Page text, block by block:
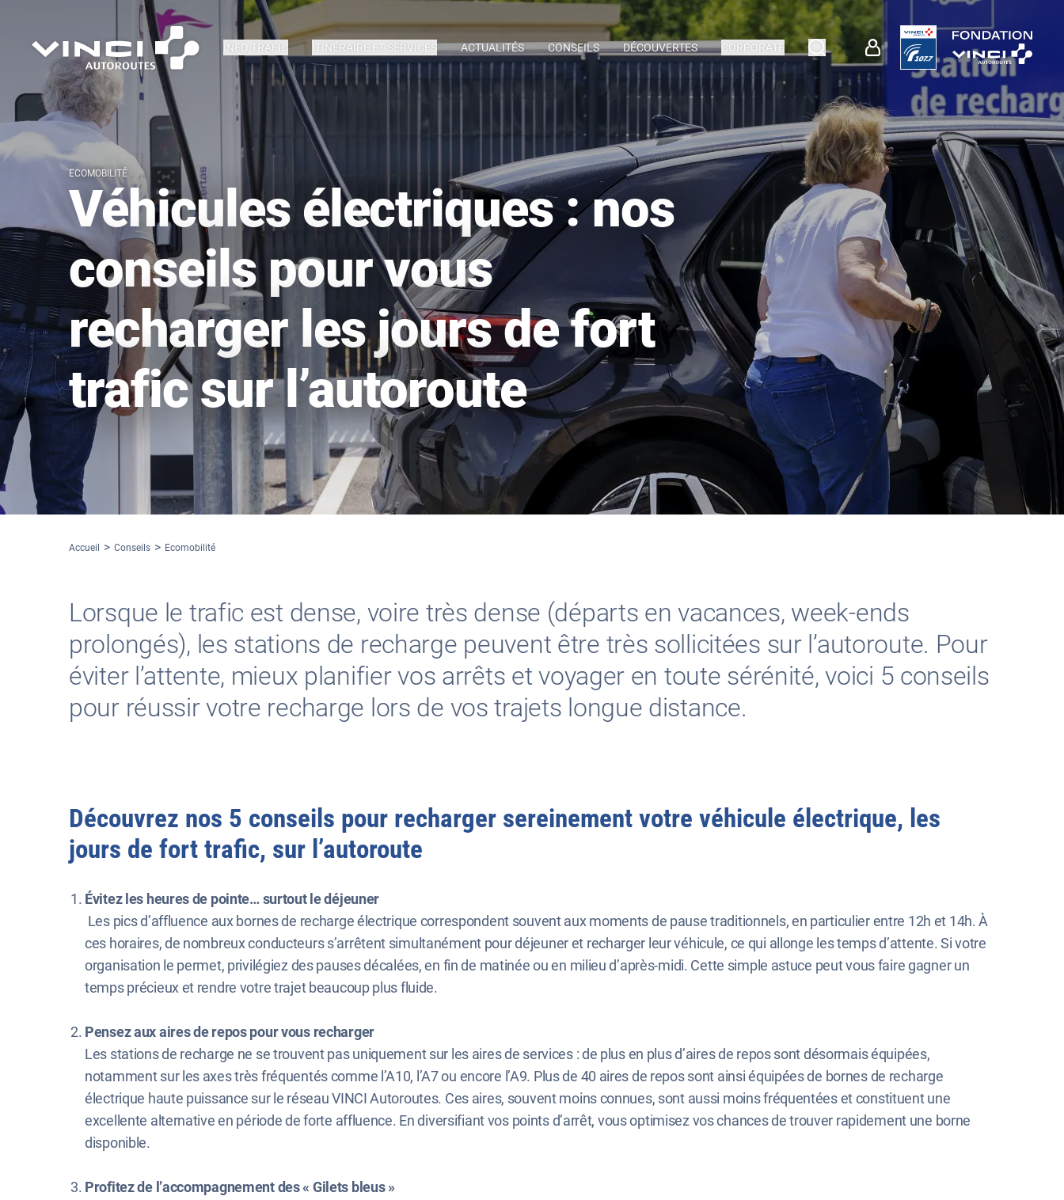
INFO TRAFIC ITINÉRAIRE ET SERVICES ACTUALITÉS CONSEILS DÉCOUVERTES CORPORATE
ECOMOBILITÉ
Véhicules électriques : nos
conseils pour vous
recharger les jours de fort
trafic sur l’autoroute
Accueil Conseils Ecomobilité
Lorsque le trafic est dense, voire très dense (départs en vacances, week-ends
prolongés), les stations de recharge peuvent être très sollicitées sur l’autoroute. Pour
éviter l’attente, mieux planifier vos arrêts et voyager en toute sérénité, voici 5 conseils
pour réussir votre recharge lors de vos trajets longue distance.
Découvrez nos 5 conseils pour recharger sereinement votre véhicule électrique, les
jours de fort trafic, sur l’autoroute
Évitez les heures de pointe… surtout le déjeuner
Les pics d’affluence aux bornes de recharge électrique correspondent souvent aux moments de pause traditionnels, en particulier entre 12h et 14h. À
ces horaires, de nombreux conducteurs s’arrêtent simultanément pour déjeuner et recharger leur véhicule, ce qui allonge les temps d’attente. Si votre
organisation le permet, privilégiez des pauses décalées, en fin de matinée ou en milieu d’après-midi. Cette simple astuce peut vous faire gagner un
temps précieux et rendre votre trajet beaucoup plus fluide.
Pensez aux aires de repos pour vous recharger
Les stations de recharge ne se trouvent pas uniquement sur les aires de services : de plus en plus d’aires de repos sont désormais équipées,
notamment sur les axes très fréquentés comme l’A10, l’A7 ou encore l’A9. Plus de 40 aires de repos sont ainsi équipées de bornes de recharge
électrique haute puissance sur le réseau VINCI Autoroutes. Ces aires, souvent moins connues, sont aussi moins fréquentées et constituent une
excellente alternative en période de forte affluence. En diversifiant vos points d’arrêt, vous optimisez vos chances de trouver rapidement une borne
disponible.
Profitez de l’accompagnement des « Gilets bleus »